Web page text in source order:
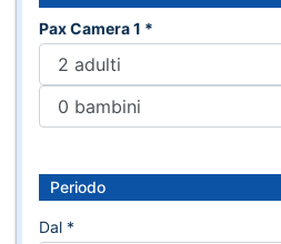
Pax Camera 1 *
Periodo
Dal *